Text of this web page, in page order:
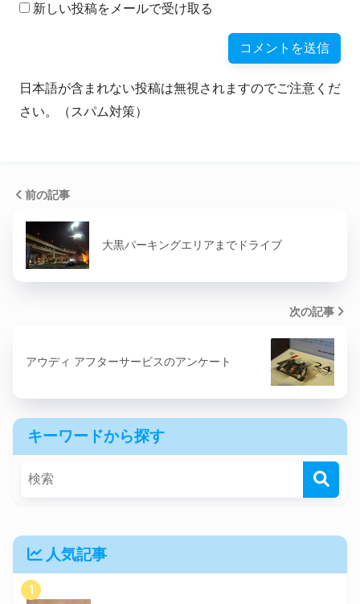
新しい投稿をメールで受け取る
日本語が含まれない投稿は無視されますのでご注意くだ
さい。（スパム対策）
前の記事
大黒パーキングエリアまでドライブ
次の記事
アウディ アフターサービスのアンケート
キーワードから探す
人気記事
1